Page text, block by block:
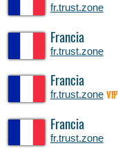
fr.trust.zone
Francia
fr.trust.zone
Francia
fr.trust.zone VIP
Francia
fr.trust.zone